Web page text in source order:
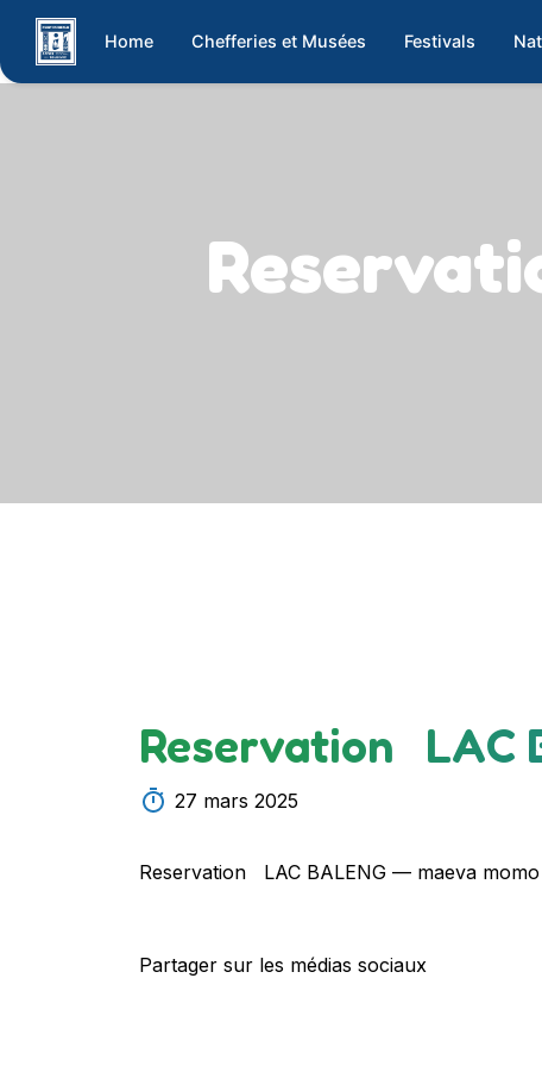
Home Chefferies et Musées Festivals
Reservation LAC
27 mars 2025
Reservation LAC BALENG — maeva momo
Partager sur les médias sociaux